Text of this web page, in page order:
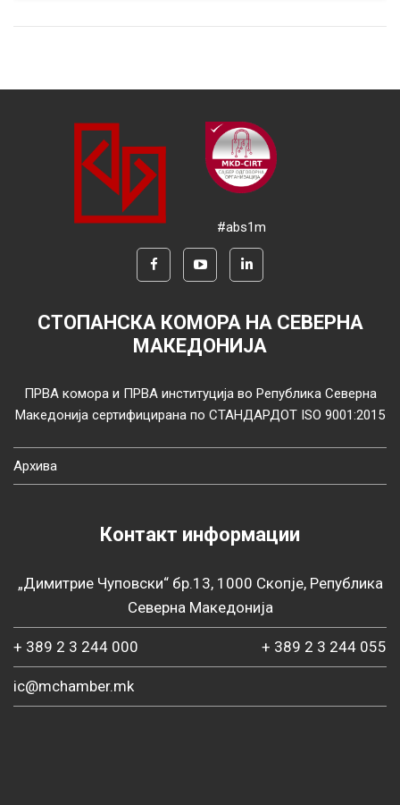
#abs1m
СТОПАНСКА КОМОРА НА СЕВЕРНА
МАКЕДОНИЈА
ПРВА комора и ПРВА институција во Република Северна
Македонија сертифицирана по СТАНДАРДОТ ISO 9001:2015
Архива
Контакт информации
„Димитрие Чуповски“ бр.13, 1000 Скопје, Република
Северна Македонија
+ 389 2 3 244 000 + 389 2 3 244 055
ic@mchamber.mk